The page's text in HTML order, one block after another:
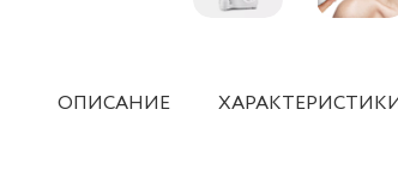
ОПИСАНИЕ